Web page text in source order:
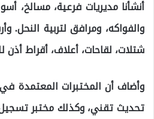
أنشأنا مديريات فرعية، مسالخ،
والفواكه، ومرافق لتربية النحل.
شتلات، لقاحات، أعلاف، أقراط أذن
وأضاف أن المختبرات
تحديث تقني، وكذلك مختبر